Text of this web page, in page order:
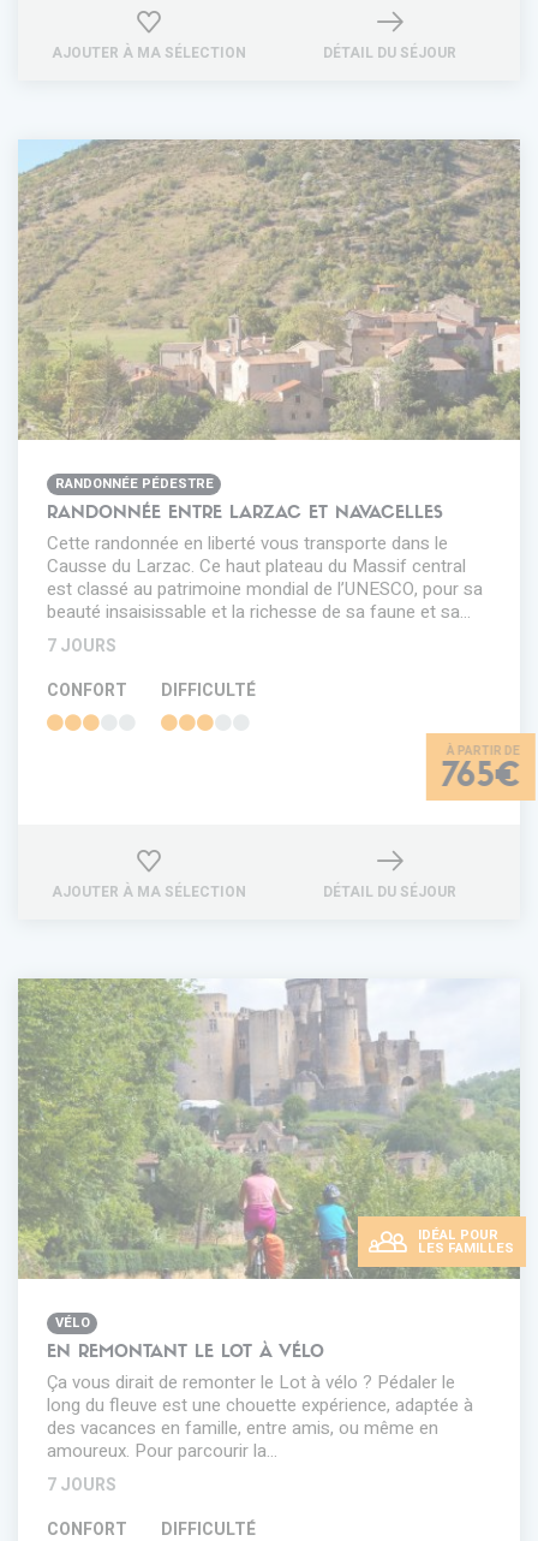
AJOUTER À MA SÉLECTION DÉTAIL DU SÉJOUR
RANDONNÉE PÉDESTRE
RANDONNÉE ENTRE LARZAC ET NAVACELLES
Cette randonnée en liberté vous transporte dans le
Causse du Larzac. Ce haut plateau du Massif central
est classé au patrimoine mondial de l’UNESCO, pour sa
beauté insaisissable et la richesse de sa faune et sa…
7 JOURS
CONFORT
DIFFICULTÉ
765€
AJOUTER À MA SÉLECTION DÉTAIL DU SÉJOUR
IDÉAL POUR
LES FAMILLES
VÉLO
EN REMONTANT LE LOT À VÉLO
Ça vous dirait de remonter le Lot à vélo ? Pédaler le
long du fleuve est une chouette expérience, adaptée à
des vacances en famille, entre amis, ou même en
amoureux. Pour parcourir la…
7 JOURS
CONFORT
DIFFICULTÉ